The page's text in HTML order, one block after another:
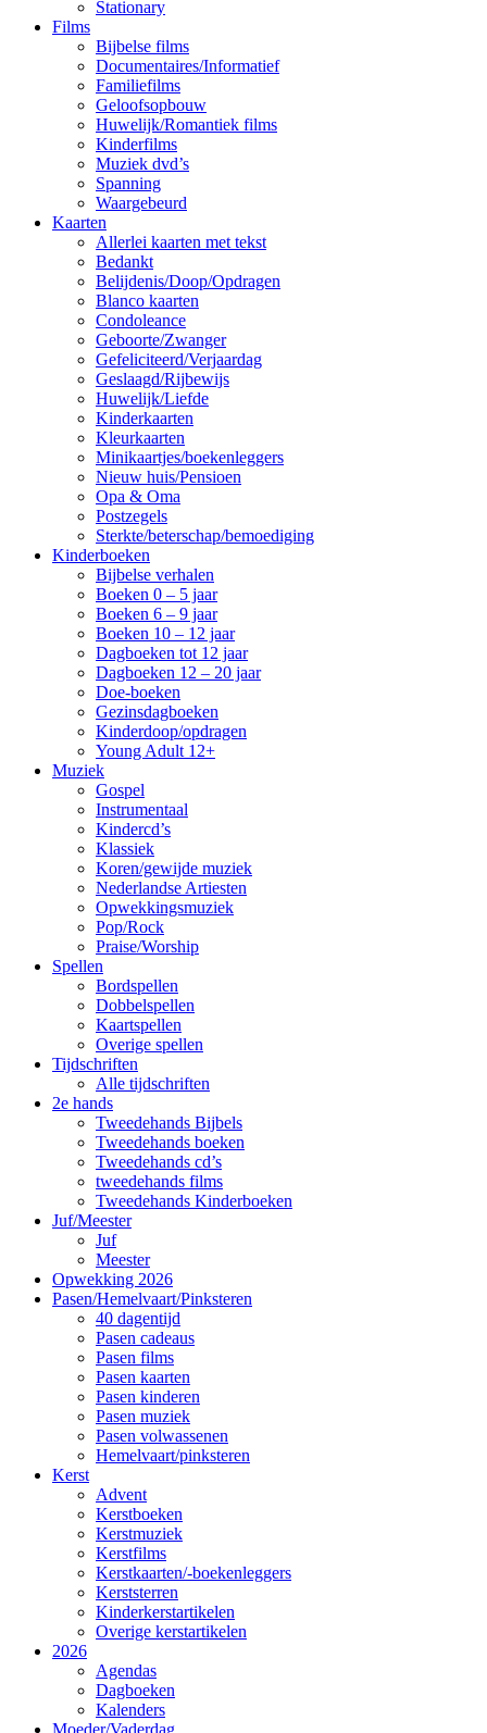
Stationary
Films
Bijbelse films
Documentaires/Informatief
Familiefilms
Geloofsopbouw
Huwelijk/Romantiek films
Kinderfilms
Muziek dvd’s
Spanning
Waargebeurd
Kaarten
Allerlei kaarten met tekst
Bedankt
Belijdenis/Doop/Opdragen
Blanco kaarten
Condoleance
Geboorte/Zwanger
Gefeliciteerd/Verjaardag
Geslaagd/Rijbewijs
Huwelijk/Liefde
Kinderkaarten
Kleurkaarten
Minikaartjes/boekenleggers
Nieuw huis/Pensioen
Opa & Oma
Postzegels
Sterkte/beterschap/bemoediging
Kinderboeken
Bijbelse verhalen
Boeken 0 – 5 jaar
Boeken 6 – 9 jaar
Boeken 10 – 12 jaar
Dagboeken tot 12 jaar
Dagboeken 12 – 20 jaar
Doe-boeken
Gezinsdagboeken
Kinderdoop/opdragen
Young Adult 12+
Muziek
Gospel
Instrumentaal
Kindercd’s
Klassiek
Koren/gewijde muziek
Nederlandse Artiesten
Opwekkingsmuziek
Pop/Rock
Praise/Worship
Spellen
Bordspellen
Dobbelspellen
Kaartspellen
Overige spellen
Tijdschriften
Alle tijdschriften
2e hands
Tweedehands Bijbels
Tweedehands boeken
Tweedehands cd’s
tweedehands films
Tweedehands Kinderboeken
Juf/Meester
Juf
Meester
Opwekking 2026
Pasen/Hemelvaart/Pinksteren
40 dagentijd
Pasen cadeaus
Pasen films
Pasen kaarten
Pasen kinderen
Pasen muziek
Pasen volwassenen
Hemelvaart/pinksteren
Kerst
Advent
Kerstboeken
Kerstmuziek
Kerstfilms
Kerstkaarten/-boekenleggers
Kerststerren
Kinderkerstartikelen
Overige kerstartikelen
2026
Agendas
Dagboeken
Kalenders
Moeder/Vaderdag